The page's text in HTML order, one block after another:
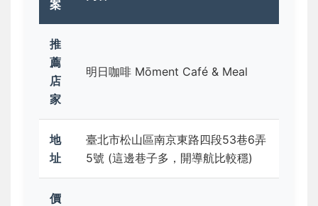
案
推
薦
店
家
明日咖啡 Mōment Café & Meal
地
址
臺北市松山區南京東路四段53巷6弄
5號 (這邊巷子多，開導航比較穩)
價